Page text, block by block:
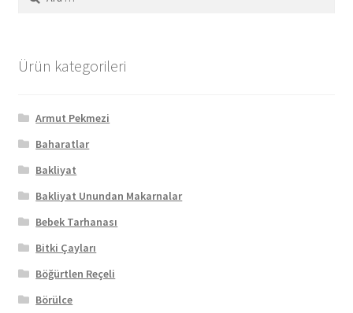
Ürün kategorileri
Armut Pekmezi
Baharatlar
Bakliyat
Bakliyat Unundan Makarnalar
Bebek Tarhanası
Bitki Çayları
Böğürtlen Reçeli
Börülce